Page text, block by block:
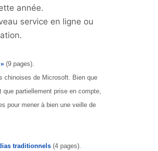
année.
service en ligne ou
(9 pages).
chinoises de Microsoft. Bien que
partiellement prise en compte,
pour mener à bien une veille de
traditionnels (4 pages).